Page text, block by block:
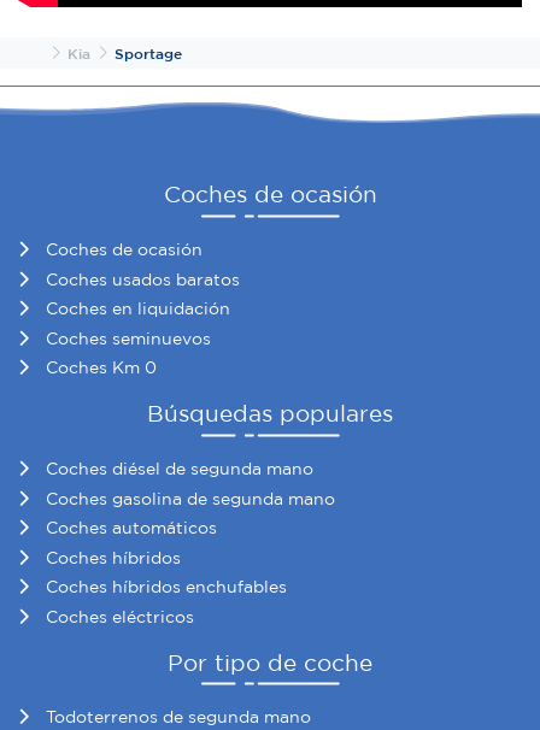
InicioKia Sportage
Coches de ocasión
Coches de ocasión
Coches usados baratos
Coches en liquidación
Coches seminuevos
Coches Km 0
Búsquedas populares
Coches diésel de segunda mano
Coches gasolina de segunda mano
Coches automáticos
Coches híbridos
Coches híbridos enchufables
Coches eléctricos
Por tipo de coche
Todoterrenos de segunda mano